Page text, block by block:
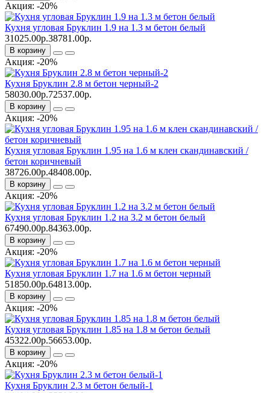
Акция: -20%
Кухня угловая Бруклин 1.9 на 1.3 м бетон белый
31025.00р.38781.00р.
В корзину
Акция: -20%
Кухня Бруклин 2.8 м бетон черный-2
58030.00р.72537.00р.
В корзину
Акция: -20%
Кухня угловая Бруклин 1.95 на 1.6 м клен скандинавский /
бетон коричневый
38726.00р.48408.00р.
В корзину
Акция: -20%
Кухня угловая Бруклин 1.2 на 3.2 м бетон белый
67490.00р.84363.00р.
В корзину
Акция: -20%
Кухня угловая Бруклин 1.7 на 1.6 м бетон черный
51850.00р.64813.00р.
В корзину
Акция: -20%
Кухня угловая Бруклин 1.85 на 1.8 м бетон белый
45322.00р.56653.00р.
В корзину
Акция: -20%
Кухня Бруклин 2.3 м бетон белый-1